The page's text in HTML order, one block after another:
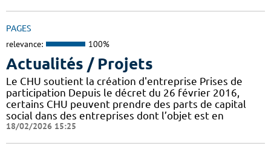
PAGES
relevance: 100%
Actualités / Projets
Le CHU soutient la création d'entreprise Prises de
participation Depuis le décret du 26 février 2016,
certains CHU peuvent prendre des parts de capital
social dans des entreprises dont l’objet est en
18/02/2026 15:25